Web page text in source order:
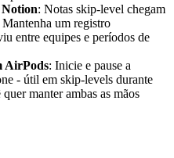
: Notas skip-level chegam
um registro
entre equipes e períodos de
AirPods: Inicie e pause a
- útil em skip-levels durante
manter ambas as mãos